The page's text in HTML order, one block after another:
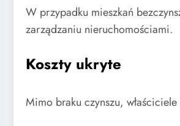
W przypadku mieszkań
zarządzaniu nieruchomościami.
Koszty ukryte
Mimo braku czynszu,